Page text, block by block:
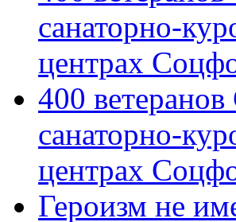
санаторно-
центрах
400
санаторно-
центрах
Героизм не